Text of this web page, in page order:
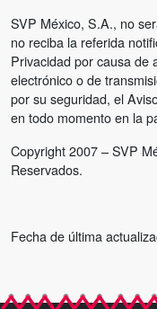
SVP México, S.A., no
no reciba la referida
Privacidad por causa de
electrónico o de
por su seguridad, el
en todo momento en la
Copyright 2007 – SVP
Reservados.
Fecha de última